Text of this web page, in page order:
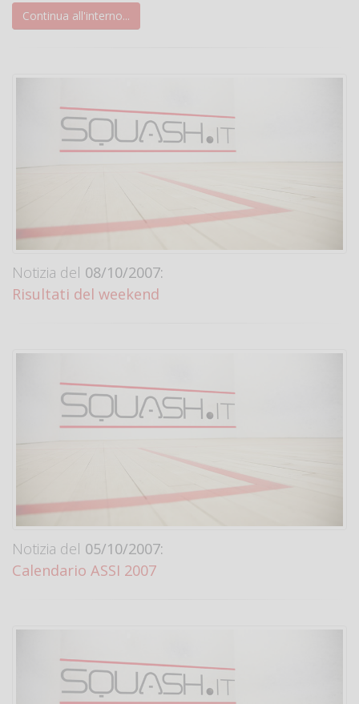
Continua all'interno...
Notizia del 08/10/2007:
Risultati del weekend
Notizia del 05/10/2007:
Calendario ASSI 2007